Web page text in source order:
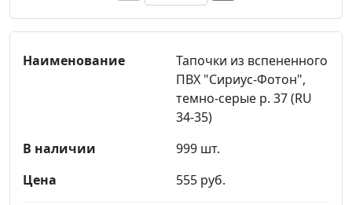
Тапочки из вспененного
ПВХ "Сириус-Фотон",
темно-серые р. 37 (RU
34-35)
999 шт.
555 руб.